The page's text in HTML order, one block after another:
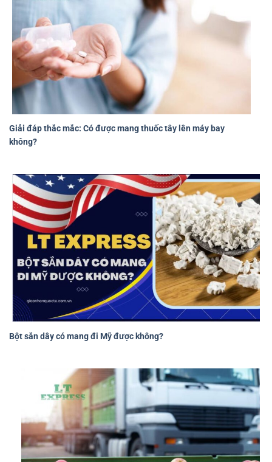
Giải đáp thắc mắc: Có được mang thuốc tây lên máy bay
không?
Bột sắn dây có mang đi Mỹ được không?